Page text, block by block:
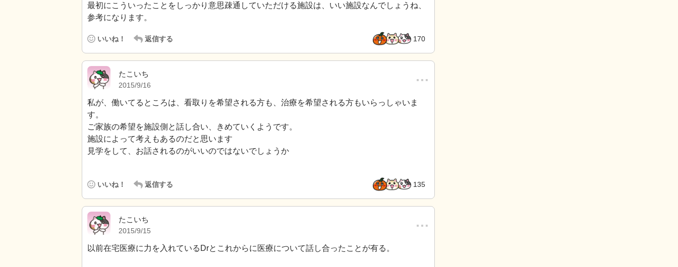
最初にこういったことをしっかり意思疎通していただける施設は、いい施設なんでしょうね、
参考になります。
いいね！ 返信する 170
たこいち
2015/9/16
…
私が、働いてるところは、看取りを希望される方も、治療を希望される方もいらっしゃいま
す。
ご家族の希望を施設側と話し合い、きめていくようです。
施設によって考えもあるのだと思います
見学をして、お話されるのがいいのではないでしょうか
いいね！ 返信する 135
たこいち
2015/9/15
…
以前在宅医療に力を入れているDrとこれからに医療について話し合ったことが有る。